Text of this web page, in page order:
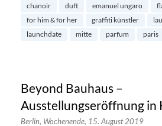
chanoir duft emanuel ungaro
for him & for her
graffiti künstler
launchdate
mitte parfum paris
Beyond Bauhaus –
Ausstellungseröffnung in
Berlin, Wochenende, 15. August 2019